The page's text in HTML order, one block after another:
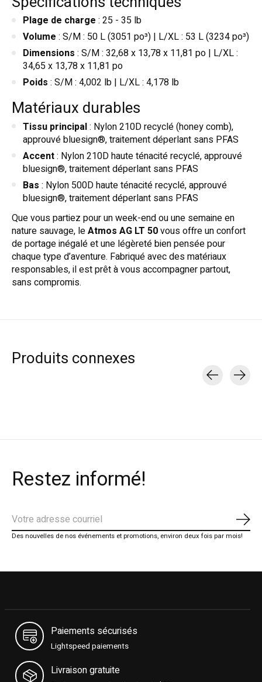
Plage de charge : 25 - 35 lb
Volume : S/M : 50 L (3051 po³) | L/XL : 53 L (3234 po³)
Dimensions : S/M : 32,68 x 13,78 x 11,81 po | L/XL :
34,65 x 13,78 x 11,81 po
Poids : S/M : 4,002 lb | L/XL : 4,178 lb
Matériaux durables
Tissu principal: Nylon 210D recyclé (honey comb),
approuvé bluesign®, traitement déperlant sans PFAS
Accent: Nylon 210D haute ténacité recyclé, approuvé
bluesign®, traitement déperlant sans PFAS
Bas : Nylon 500D haute ténacité recyclé, approuvé
bluesign®, traitement déperlant sans PFAS
Que vous partiez pour un week-end ou une semaine en
nature sauvage, leAtmos AG LT 50vous offre un confort
de portage inégalé et une légèreté bien pensée pour
chaque type d’aventure. Fabriqué avec des matériaux
responsables, il est prêt à vous accompagner partout,
sans compromis.
Produits connexes
Restez informé!
Des nouvelles de nos événements et promotions, environ deux fois par mois!
Paiements sécurisés
Lightspeed paiements
Livraison gratuite